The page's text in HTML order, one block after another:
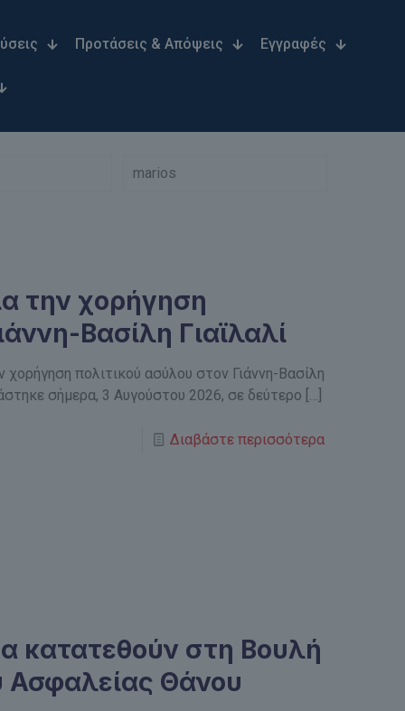
Προτάσεις & Απόψεις Εγγραφές
marios
την χορήγηση
Βασίλη Γιαϊλαλί
πολιτικού ασύλου στον Γιάννη-Βασίλη
σήμερα, 3 Αυγούστου 2026, σε δεύτερο […]
Διαβάστε περισσότερα
κατατεθούν στη Βουλή
Ασφαλείας Θάνου